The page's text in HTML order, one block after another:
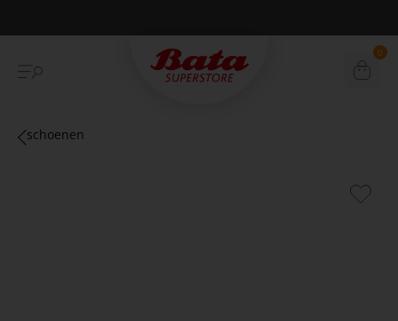
Betaal achteraf met Klarna 0
schoenen